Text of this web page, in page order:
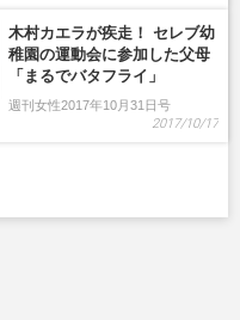
木村カエラが疾走！ セレブ幼
稚園の運動会に参加した父母
「まるでバタフライ」
週刊女性2017年10月31日号
2017/10/17